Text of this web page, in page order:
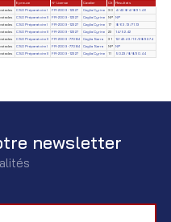
Epreuve N° License Cavalier Clt
Résultats
CSO Préparatoire I FR-2009-12327 Ceglia Cyrine 30
4/42.8/4/8/31.46
CSO Préparatoire II FR-2009-12327 Ceglia Cyrine NP NP
CSO Préparatoire I FR-2009-12327 Ceglia Cyrine 17
8/63.13/71.13
CSO Préparatoire II FR-2009-12327 Ceglia Cyrine 23
14/52.42
CSO Préparatoire II FR-2009-77084 Ceglia Sarra 31
12/42.49/16/28/32.74
CSO Préparatoire I FR-2009-77084 Ceglia Sarra NP NP
CSO Préparatoire II FR-2009-12327 Ceglia Cyrine 11 50.23/8/8/30.44
newsletter